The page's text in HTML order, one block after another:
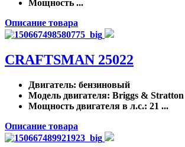
Мощность ...
Описание товара
CRAFTSMAN 25022
Двигатель: бензиновый
Модель двигателя: Briggs & Stratton
Мощность двигателя в л.с.: 21 ...
Описание товара